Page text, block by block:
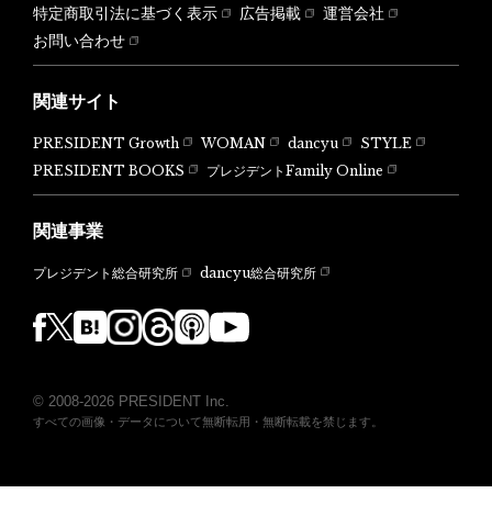
特定商取引法に基づく表示
広告掲載
運営会社
お問い合わせ
関連サイト
PRESIDENT Growth WOMAN dancyu
STYLE
PRESIDENT BOOKS
プレジデントFamily Online
関連事業
プレジデント総合研究所 dancyu総合研究所
© 2008-2026 PRESIDENT Inc.
すべての画像・データについて無断転用・無断転載を禁じます。